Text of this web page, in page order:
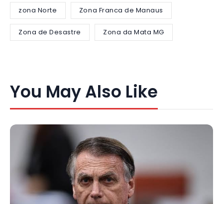
zona Norte Zona Franca de Manaus
Zona de Desastre Zona da Mata MG
You May Also Like